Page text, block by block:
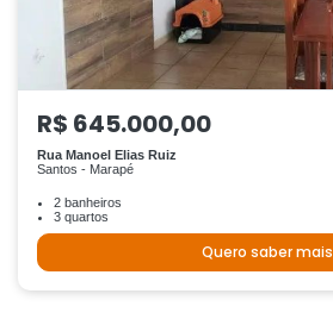
R$ 645.000,00
Rua Manoel Elias Ruiz
Santos - Marapé
2 banheiros
3 quartos
Quero saber mais